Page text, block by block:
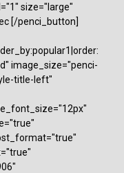
size="large"
[/penci_button]
image_size="penci-
title-left"